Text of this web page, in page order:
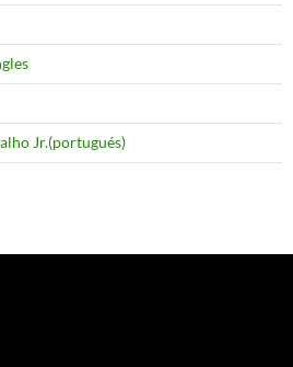
Jr.(portugués)